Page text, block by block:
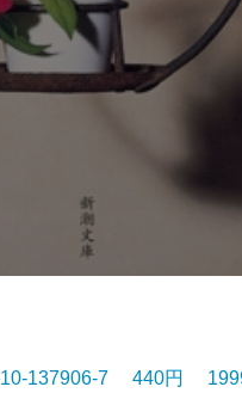
137906-7 440円